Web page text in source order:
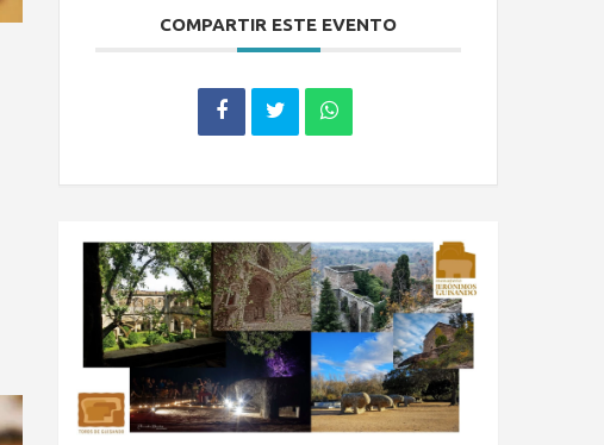
COMPARTIR ESTE EVENTO